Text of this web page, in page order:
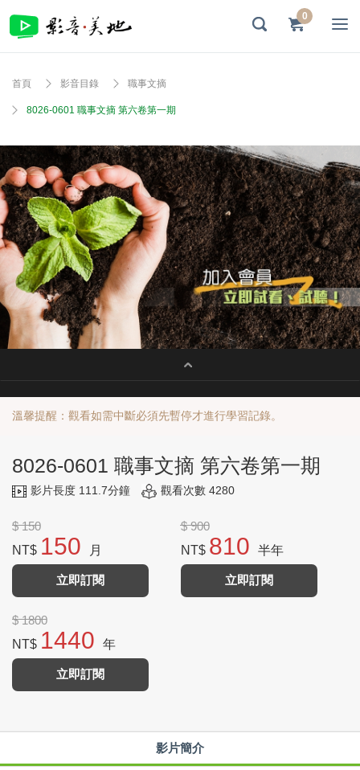
0
首頁 影音目錄 職事文摘
8026-0601 職事文摘 第六卷第一期
溫馨提醒：觀看如需中斷必須先暫停才進行學習記錄。
8026-0601 職事文摘 第六卷第一期
影片長度 111.7分鐘 觀看次數 4280
$ 150
NT$ 150 月
立即訂閱
$ 900
NT$ 810 半年
立即訂閱
$ 1800
NT$ 1440 年
立即訂閱
影片簡介